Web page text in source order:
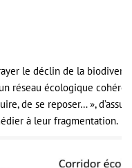
le déclin de la
réseau écologique
de se reposer… »,
à leur fragmentation.